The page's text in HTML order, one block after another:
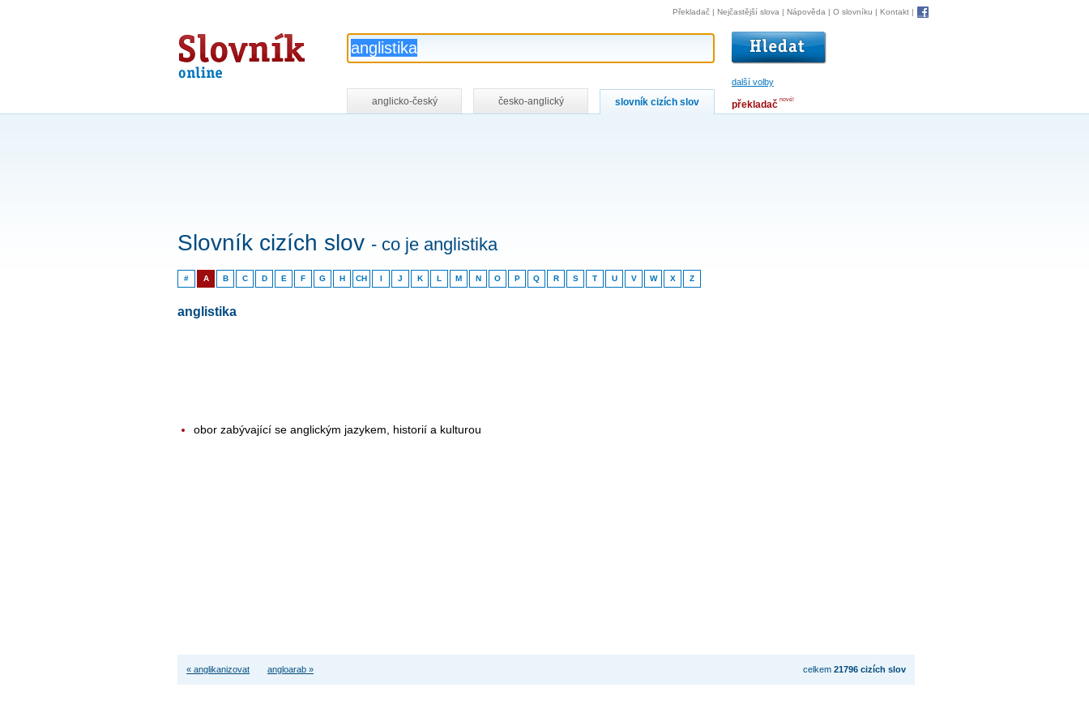
Slovník
online
další volby
Překladač | Nejčastější slova | Nápověda | O slovníku | Kontakt |
anglicko-český česko-anglický slovník cizích slov překladač nové!
Slovník cizích slov - co je anglistika
# A B C D E F G H CH I J K L M N O P Q R S T U V W X Z
anglistika
obor zabývající se anglickým jazykem, historií a kulturou
celkem 21796 cizích slov
« anglikanizovat angloarab »